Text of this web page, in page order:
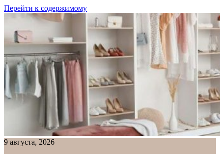
Перейти к содержимому
9 августа, 2026